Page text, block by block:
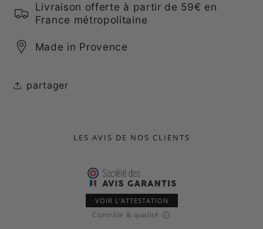
Livraison offerte à partir de 59€ en
France métropolitaine
Made in Provence
partager
LES AVIS DE NOS CLIENTS
VOIR L'ATTESTATION
Contrôle & qualité